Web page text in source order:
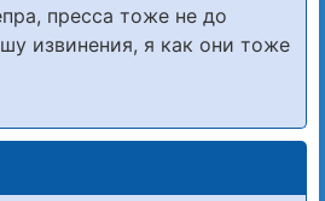
пресса тоже не до
извинения, я как они тоже